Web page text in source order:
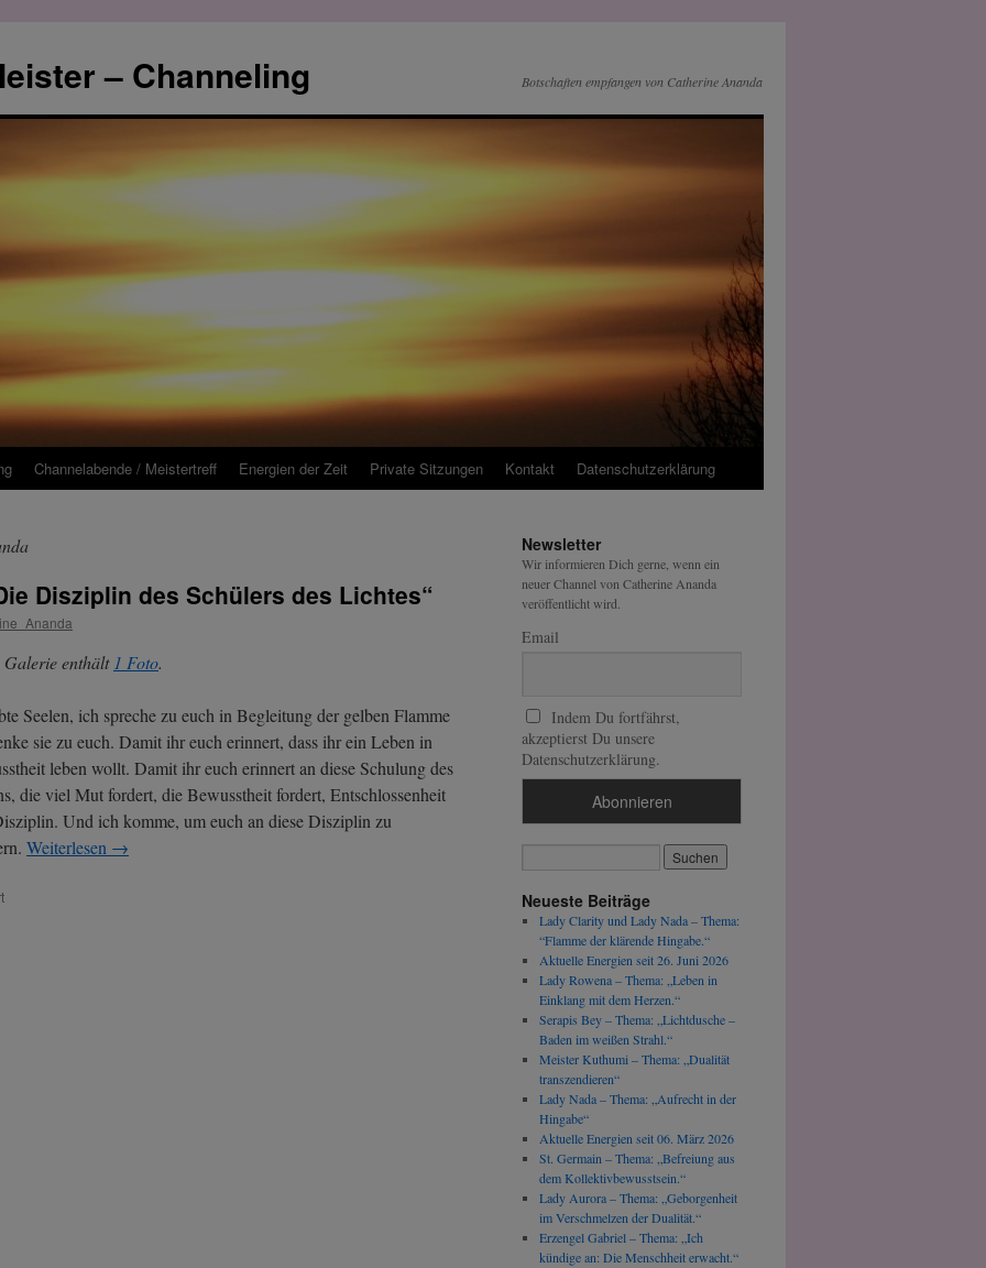
– Channeling Botschaften empfangen von Catherine Ananda
Channelabende / Meistertreff Energien der Zeit Private Sitzungen Kontakt Datenschutz­erklärung
Disziplin des Schülers des Lichtes“
Galerie enthält 1 Foto.
Seelen, ich spreche zu euch in Begleitung der gelben Flamme
sie zu euch. Damit ihr euch erinnert, dass ihr ein Leben in
leben wollt. Damit ihr euch erinnert an diese Schulung des
die viel Mut fordert, die Bewusstheit fordert, Entschlossenheit
Und ich komme, um euch an diese Disziplin zu
Weiterlesen →
für
Newsletter
Wir informieren Dich gerne, wenn ein
neuer Channel von Catherine Ananda
veröffentlicht wird.
Email
Indem Du fortfährst,
akzeptierst Du unsere
Datenschutzerklärung.
Neueste Beiträge
Lady Clarity und Lady Nada – Thema:
“Flamme der klärende Hingabe.“
Aktuelle Energien seit 26. Juni 2026
Lady Rowena – Thema: „Leben in
Einklang mit dem Herzen.“
Serapis Bey – Thema: „Lichtdusche –
Baden im weißen Strahl.“
Meister Kuthumi – Thema: „Dualität
transzendieren“
Lady Nada – Thema: „Aufrecht in der
Hingabe“
Aktuelle Energien seit 06. März 2026
St. Germain – Thema: „Befreiung aus
dem Kollektivbewusstsein.“
Lady Aurora – Thema: „Geborgenheit
im Verschmelzen der Dualität.“
Erzengel Gabriel – Thema: „Ich
kündige an: Die Menschheit erwacht.“